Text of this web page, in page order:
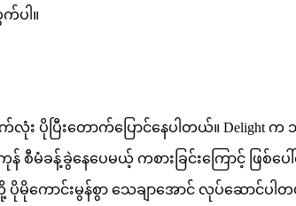
ပါ။
လုံး ပိုပြီးတောက်ပြောင်နေပါတယ်။
စီမံခန့်ခွဲနေပေမယ့် ကစားခြင်းကြောင့် ဖြစ်ပ
ောင်းမွန်စွာ သေချာအောင် လုပ်ဆောင်ပါတ